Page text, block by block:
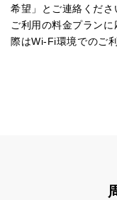
希望」とご連絡くだ
ご利用の料金プラン
際はWi-Fi環境でのご